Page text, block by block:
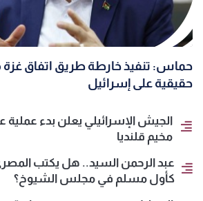
حماس: تنفيذ خارطة طريق اتفاق
حقيقية على إسرائيل
الجيش الإسرائيلي يعلن بدء
مخيم قلنديا
عبد الرحمن السيد.. هل يكتب
كأول مسلم في مجلس الشيوخ؟